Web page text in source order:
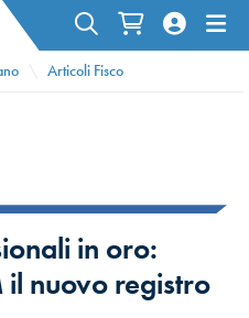
Articoli Fisco
in oro:
nuovo registro